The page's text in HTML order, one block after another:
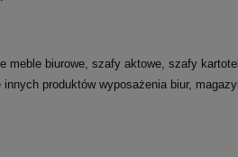
meble biurowe, szafy aktowe, szafy
produktów wyposażenia biur,